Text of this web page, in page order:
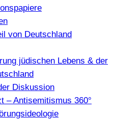
von Deutschland
jüdischen Lebens & der
Diskussion
– Antisemitismus 360°